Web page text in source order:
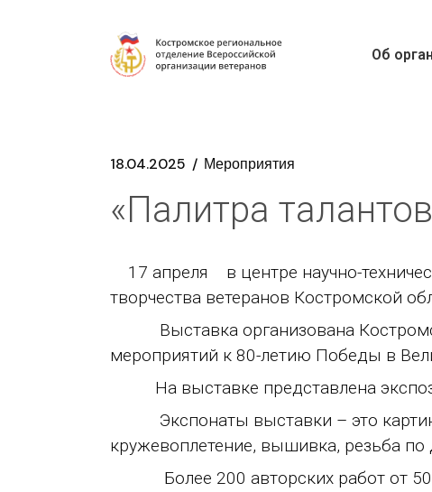
Об
18.04.2025 Мероприятия
«Палитра
17 апреля в центре научно-
творчества ветеранов Костромской
Выставка организована
мероприятий к 80-летию Победы в
На выставке представлена
Экспонаты выставки – это
кружевоплетение, вышивка, резьба по
Более 200 авторских работ от 50